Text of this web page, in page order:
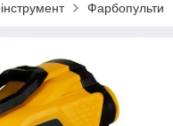
Фарбопульти